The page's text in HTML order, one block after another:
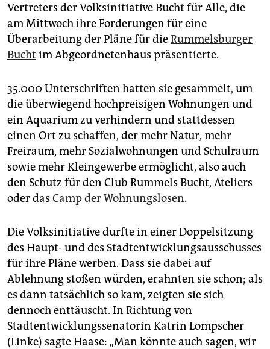
epaper login
Vertreters der Volksinitiative Bucht für Alle, die
am Mittwoch ihre Forderungen für eine
Überarbeitung der Pläne für dieRummelsburger
Bucht im Abgeordnetenhaus präsentierte.
35.000 Unterschriften hatten sie gesammelt, um
die überwiegend hochpreisigen Wohnungen und
ein Aquarium zu verhindern und stattdessen
einen Ort zu schaffen, der mehr Natur, mehr
Freiraum, mehr Sozialwohnungen und Schulraum
sowie mehr Kleingewerbe ermöglicht, also auch
den Schutz für den Club Rummels Bucht, Ateliers
oder das Camp der Wohnungslosen.
Die Volksinitiative durfte in einer Doppelsitzung
des Haupt- und des Stadtentwicklungsausschusses
für ihre Pläne werben. Dass sie dabei auf
Ablehnung stoßen würden, erahnten sie schon; als
es dann tatsächlich so kam, zeigten sie sich
dennoch enttäuscht. In Richtung von
Stadtentwicklungssenatorin Katrin Lompscher
(Linke) sagte Haase: „Man könnte auch sagen, wir